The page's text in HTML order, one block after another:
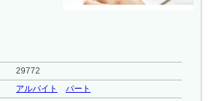
29772
アルバイト
パート